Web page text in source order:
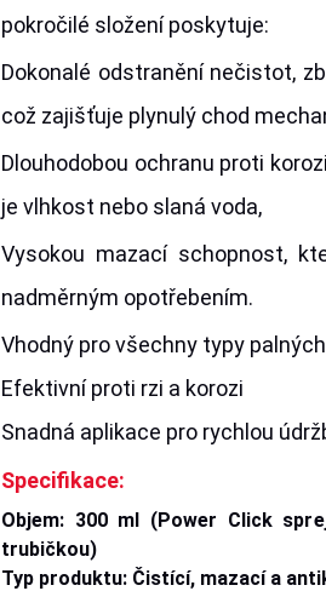
pokročilé složení poskytuje:
Dokonalé odstranění nečistot,
což zajišťuje plynulý chod
Dlouhodobou ochranu proti
je vlhkost nebo slaná voda,
Vysokou mazací schopnost,
nadměrným opotřebením.
Vhodný pro všechny typy
Efektivní proti rzi a korozi
Snadná aplikace pro rychlou
Specifikace:
Objem: 300 ml (Power Click
trubičkou)
Typ produktu: Čistící, mazací a